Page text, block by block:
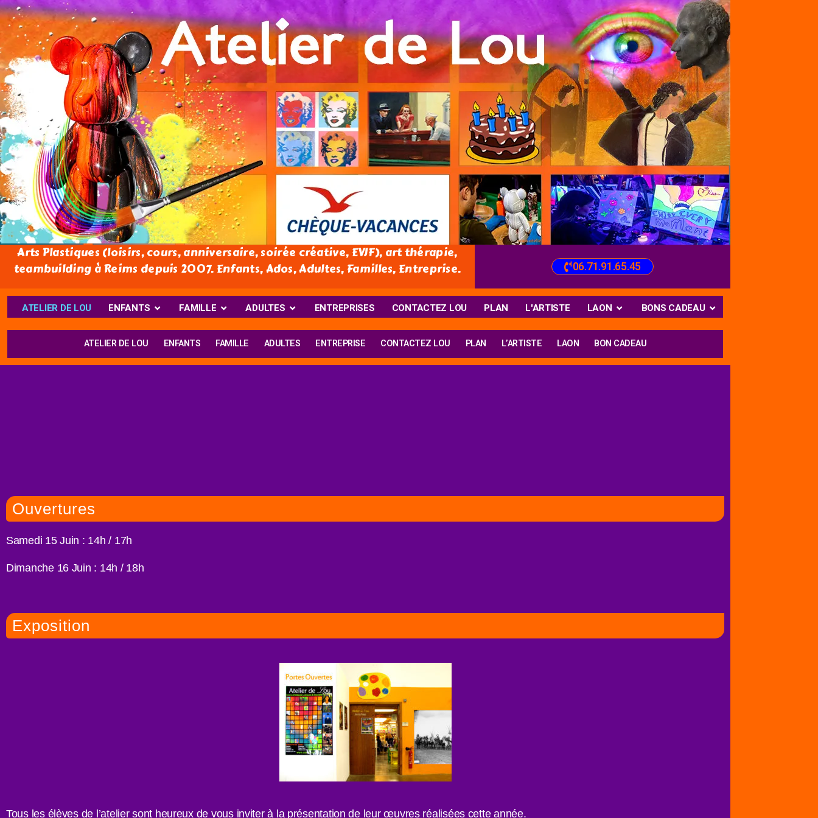
Arts Plastiques (loisirs, cours, anniversaire, soirée créative, EVJF), art thérapie,
teambuilding à Reims depuis 2007. Enfants, Ados, Adultes, Familles, Entreprise.
06.71.91.65.45
ATELIER DE LOU ENFANTS FAMILLE ADULTES ENTREPRISES CONTACTEZ LOU PLAN L'ARTISTE LAON BONS CADEAU
ATELIER DE LOU ENFANTS FAMILLE ADULTES ENTREPRISE CONTACTEZ LOU PLAN L’ARTISTE LAON BON CADEAU
Ouvertures
Samedi 15 Juin : 14h / 17h
Dimanche 16 Juin : 14h / 18h
Exposition
Tous les élèves de l’atelier sont heureux de vous inviter à la présentation de leur œuvres réalisées cette année.